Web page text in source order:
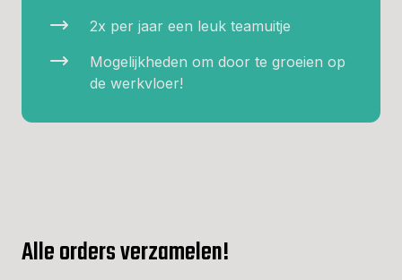
2x per jaar een leuk teamuitje
Mogelijkheden om door te groeien op
de werkvloer!
Alle orders verzamelen!